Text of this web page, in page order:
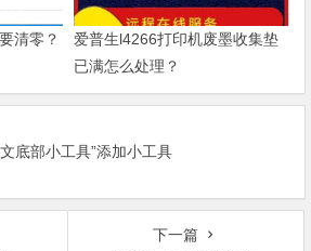
清零？
爱普生l4266打印机废墨收集垫
已满怎么处理？
底部小工具”添加小工具
下一篇